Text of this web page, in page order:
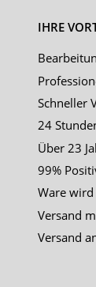
IHRE
Schneller
24
Über 23
99%
Ware
Versand
Versand